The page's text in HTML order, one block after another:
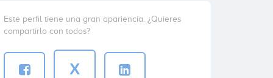
Este perfil tiene una gran apariencia. ¿Quieres
compartirlo con todos?
X